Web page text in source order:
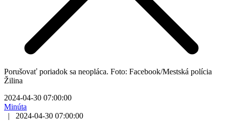
Porušovať poriadok sa neopláca. Foto: Facebook/Mestská polícia
Žilina
2024-04-30 07:00:00
Minúta
|
2024-04-30 07:00:00